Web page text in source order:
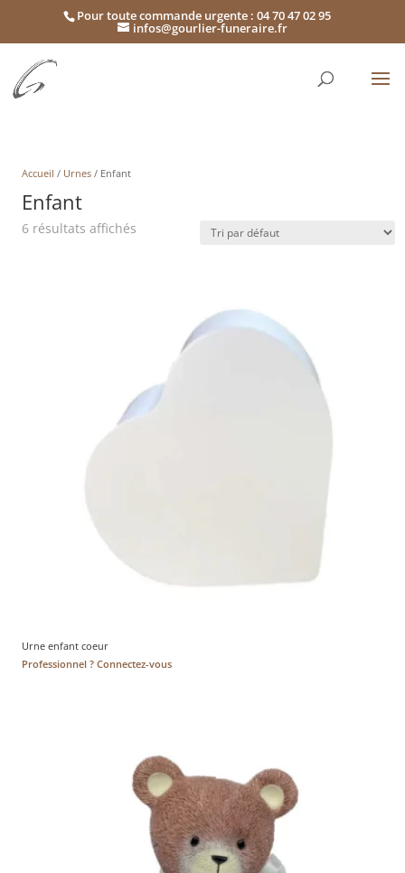
Pour toute commande urgente : 04 70 47 02 95
infos@gourlier-funeraire.fr
Accueil / Urnes/ Enfant
Enfant
6 résultats affichés
Urne enfant coeur
Professionnel ? Connectez-vous